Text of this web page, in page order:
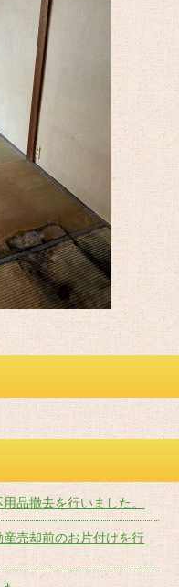
品撤去を行いました。
売却前のお片付けを行